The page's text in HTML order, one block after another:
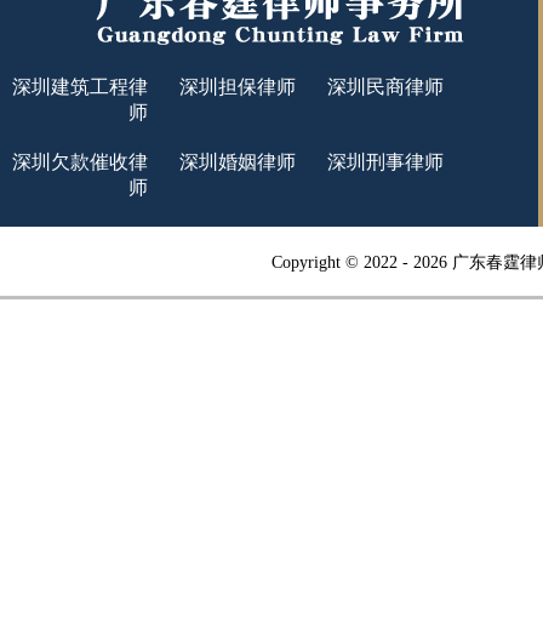
深圳建筑工程律
师
深圳担保律师 深圳民商律师
深圳欠款催收律
师
深圳婚姻律师 深圳刑事律师
Copyright © 2022 - 2026 广东春霆